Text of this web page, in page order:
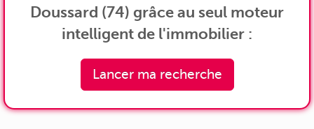
Doussard (74) grâce au seul moteur
intelligent de l'immobilier :
Lancer ma recherche